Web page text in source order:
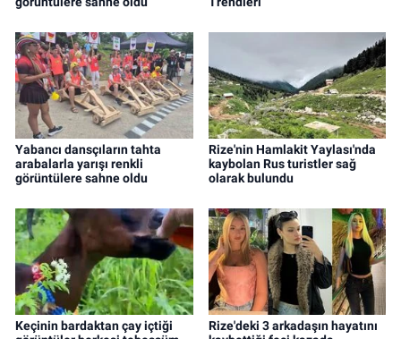
Yabancı dansçıların tahta
arabalarla yarışı renkli
görüntülere sahne oldu
Rize'nin Hamlakit Yaylası'nda
kaybolan Rus turistler sağ
olarak bulundu
Keçinin bardaktan çay içtiği
Rize'deki 3 arkadaşın hayatını